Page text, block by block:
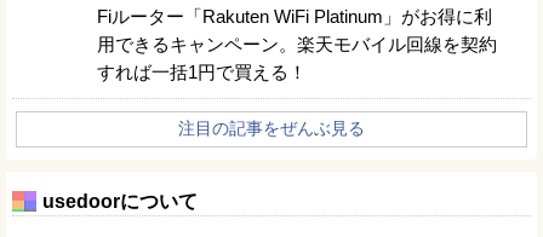
Fiルーター「Rakuten WiFi Platinum」がお得に利
用できるキャンペーン。楽天モバイル回線を契約
すれば一括1円で買える！
注目の記事をぜんぶ見る
usedoorについて